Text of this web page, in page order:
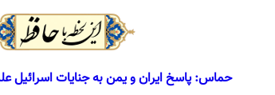
حماس: پاسخ ایران و یمن به جنایات اسرائیل